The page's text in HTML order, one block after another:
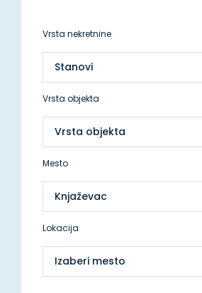
Vrsta nekretnine
Vrsta objekta
Mesto
Lokacija
Izaberi mesto